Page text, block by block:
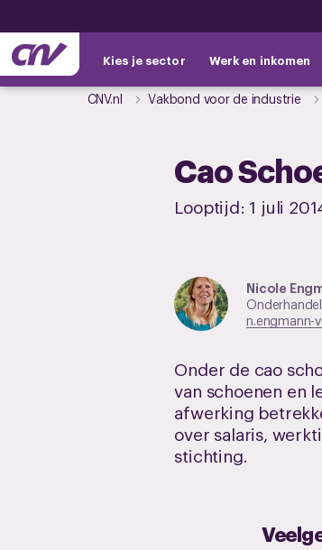
Kies je sector Werk en inkomen
CNV.nl Vakbond voor de industrie
Cao
Looptijd: 1 juli
Nicole
n.engmann-
Onder de cao
van schoenen en
afwerking
over salaris,
stichting.